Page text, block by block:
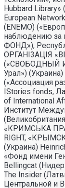
Hubbard
European
(ENEMO)
наблюдению за
ФОНД»),
ОРГАНI3АЦIЯ
(«СВОБОДНЫЙ
Урал»)
(«Ассоциация
IStories fonds,
of International
Институт
«КРИМСЬКА
RIGHT,
(Украина)
«Фонд имени
Bellingcat
The Insider
Центральной и